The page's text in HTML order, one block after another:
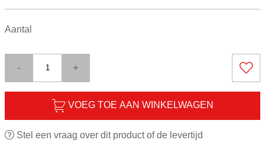
Aantal
- +
VOEG TOE AAN WINKELWAGEN
Stel een vraag over dit product of de levertijd